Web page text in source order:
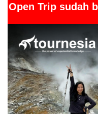
Open Trip sudah